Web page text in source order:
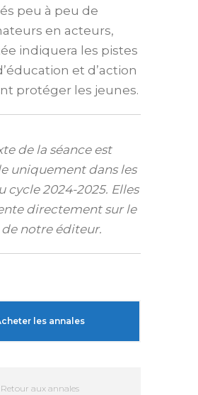
peu à peu de
en acteurs,
indiquera les pistes
et d’action
protéger les jeunes.
de la séance est
uniquement dans les
cycle 2024-2025. Elles
directement sur le
de notre éditeur.
les annales
Retour aux annales